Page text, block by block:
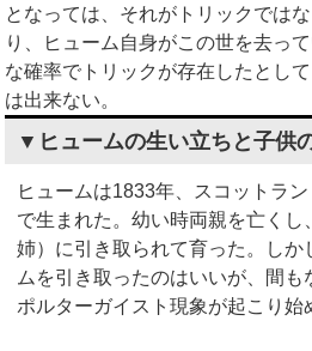
となっては、それがトリックでは
り、ヒューム自身がこの世を去っ
な確率でトリックが存在したとし
は出来ない。
▼ヒュームの生い立ちと子供
ヒュームは1833年、スコットラ
で生まれた。幼い時両親を亡くし
姉）に引き取られて育った。しか
ムを引き取ったのはいいが、間
ポルターガイスト現象が起こり始